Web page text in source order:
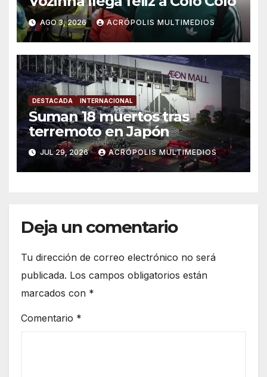
AGO 3, 2026 ACRÓPOLIS MULTIMEDIOS
DESTACADA INTERNACIONAL
Suman 18 muertos tras
terremoto en Japón
JUL 29, 2026 ACRÓPOLIS MULTIMEDIOS
Deja un comentario
Tu dirección de correo electrónico no será
publicada. Los campos obligatorios están
marcados con *
Comentario *